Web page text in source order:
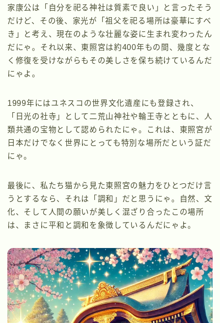
家康公は「自分を祀る神社は質素で良い」と言ったそう
だけど、その後、家光が「祖父を祀る場所は豪華にすべ
き」と考え、現在のような壮麗な姿に生まれ変わったん
だにゃ。それ以来、東照宮は約400年もの間、幾度とな
く修復を受けながらもその美しさを保ち続けているんだ
にゃよ。
1999年にはユネスコの世界文化遺産にも登録され、
「日光の社寺」として二荒山神社や輪王寺とともに、人
類共通の宝物として認められたにゃ。これは、東照宮が
日本だけでなく世界にとっても特別な場所だという証だ
にゃ。
最後に、私たち猫から見た東照宮の魅力をひとつだけ言
うとするなら、それは「調和」だと思うにゃ。自然、文
化、そして人間の願いが美しく混ざり合ったこの場所
は、まさに平和と調和を象徴しているんだにゃよ。